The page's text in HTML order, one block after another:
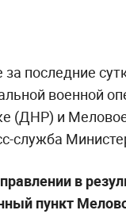
последние
военной
(ДНР) и
служба
в
пункт